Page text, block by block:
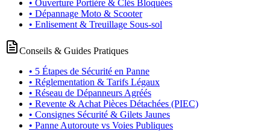
• Ouverture Portière & Clés Bloquées
• Dépannage Moto & Scooter
• Enlisement & Treuillage Sous-sol
Conseils & Guides Pratiques
• 5 Étapes de Sécurité en Panne
• Réglementation & Tarifs Légaux
• Réseau de Dépanneurs Agréés
• Revente & Achat Pièces Détachées (PIEC)
• Consignes Sécurité & Gilets Jaunes
• Panne Autoroute vs Voies Publiques